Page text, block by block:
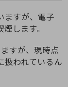
ますが、電子
します。
すが、現時点
扱われているん